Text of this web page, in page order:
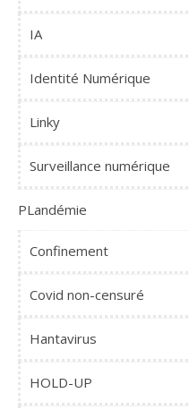
IA
Identité Numérique
Linky
Surveillance numérique
PLandémie
Confinement
Covid non-censuré
Hantavirus
HOLD-UP